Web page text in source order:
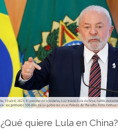
¿Qué quiere Lula en China?